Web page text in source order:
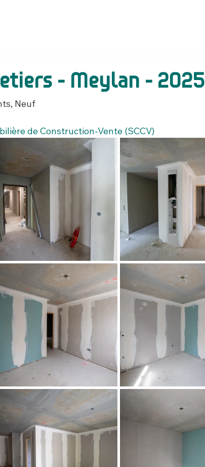
- Meylan - 2025
Neuf
de Construction‑Vente (SCCV)